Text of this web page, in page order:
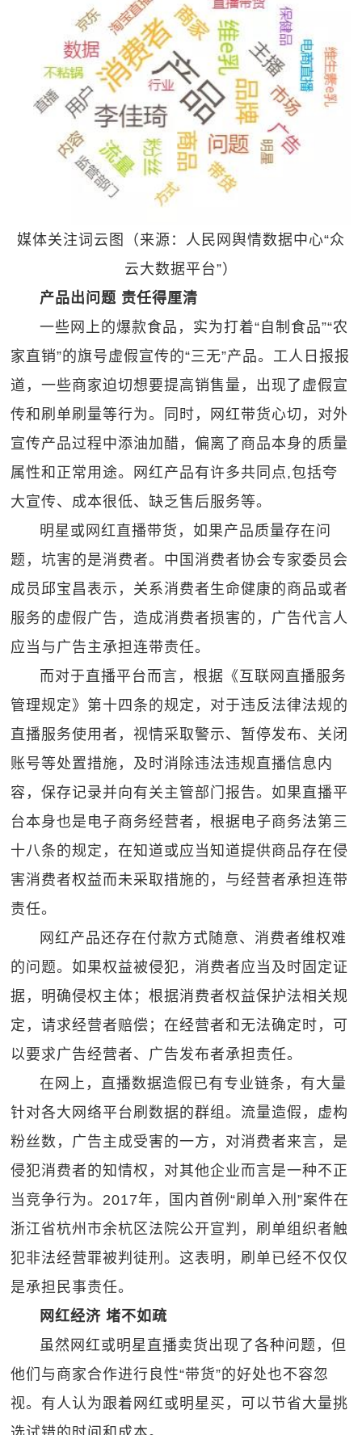
媒体关注词云图（来源：人民网舆情数据中心“众
云大数据平台”）
产品出问题 责任得厘清
一些网上的爆款食品，实为打着“自制食品”“农
家直销”的旗号虚假宣传的“三无”产品。工人日报报
道，一些商家迫切想要提高销售量，出现了虚假宣
传和刷单刷量等行为。同时，网红带货心切，对外
宣传产品过程中添油加醋，偏离了商品本身的质量
属性和正常用途。网红产品有许多共同点,包括夸
大宣传、成本很低、缺乏售后服务等。
明星或网红直播带货，如果产品质量存在问
题，坑害的是消费者。中国消费者协会专家委员会
成员邱宝昌表示，关系消费者生命健康的商品或者
服务的虚假广告，造成消费者损害的，广告代言人
应当与广告主承担连带责任。
而对于直播平台而言，根据《互联网直播服务
管理规定》第十四条的规定，对于违反法律法规的
直播服务使用者，视情采取警示、暂停发布、关闭
账号等处置措施，及时消除违法违规直播信息内
容，保存记录并向有关主管部门报告。如果直播平
台本身也是电子商务经营者，根据电子商务法第三
十八条的规定，在知道或应当知道提供商品存在侵
害消费者权益而未采取措施的，与经营者承担连带
责任。
网红产品还存在付款方式随意、消费者维权难
的问题。如果权益被侵犯，消费者应当及时固定证
据，明确侵权主体；根据消费者权益保护法相关规
定，请求经营者赔偿；在经营者和无法确定时，可
以要求广告经营者、广告发布者承担责任。
在网上，直播数据造假已有专业链条，有大量
针对各大网络平台刷数据的群组。流量造假，虚构
粉丝数，广告主成受害的一方，对消费者来言，是
侵犯消费者的知情权，对其他企业而言是一种不正
当竞争行为。2017年，国内首例“刷单入刑”案件在
浙江省杭州市余杭区法院公开宣判，刷单组织者触
犯非法经营罪被判徒刑。这表明，刷单已经不仅仅
是承担民事责任。
网红经济 堵不如疏
虽然网红或明星直播卖货出现了各种问题，但
他们与商家合作进行良性“带货”的好处也不容忽
视。有人认为跟着网红或明星买，可以节省大量挑